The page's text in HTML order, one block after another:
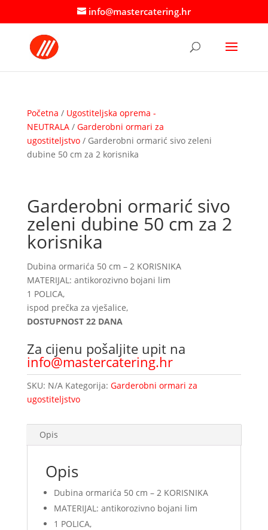
info@mastercatering.hr
Početna / Ugostiteljska oprema -
NEUTRALA/ Garderobni ormari za
ugostiteljstvo/ Garderobni ormarić sivo zeleni
dubine 50 cm za 2 korisnika
Garderobni ormarić sivo
zeleni dubine 50 cm za 2
korisnika
Dubina ormarića 50 cm – 2 KORISNIKA
MATERIJAL: antikorozivno bojani lim
1 POLICA,
ispod prečka za vješalice,
DOSTUPNOST 22 DANA
Za cijenu pošaljite upit na
info@mastercatering.hr
SKU: N/A Kategorija: Garderobni ormari za
ugostiteljstvo
Opis
Opis
Dubina ormarića 50 cm – 2 KORISNIKA
MATERIJAL: antikorozivno bojani lim
1 POLICA,